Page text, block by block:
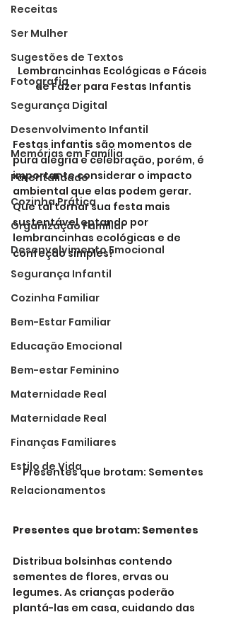
Receitas
Ser Mulher
Sugestões de Textos
Fotografia
Segurança Digital
Desenvolvimento Infantil
Memórias em Família
Parentalidade
Cozinha Prática
Organização Familiar
Desenvolvimento Emocional
Segurança Infantil
Cozinha Familiar
Bem-Estar Familiar
Educação Emocional
Bem-estar Feminino
Maternidade Real
Maternidade Real
Finanças Familiares
Estilo de Vida
Relacionamentos
Lembrancinhas Ecológicas e Fáceis
de Fazer para Festas Infantis
Festas infantis são momentos de
pura alegria e celebração, porém, é
importante considerar o impacto
ambiental que elas podem gerar.
Que tal tornar sua festa mais
sustentável optando por
lembrancinhas ecológicas e de
confeção simples?
Presentes que brotam: Sementes
Presentes que brotam: Sementes
Distribua bolsinhas contendo
sementes de flores, ervas ou
legumes. As crianças poderão
plantá-las em casa, cuidando das